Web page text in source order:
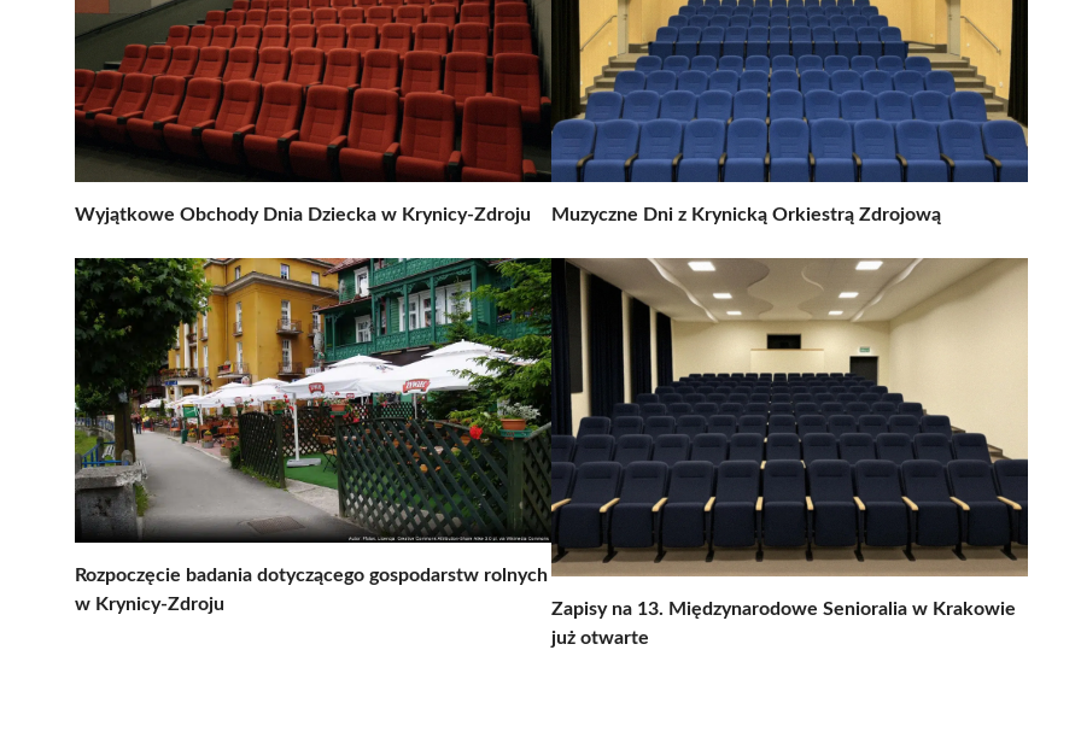
Wyjątkowe Obchody Dnia Dziecka w Krynicy-Zdroju Muzyczne Dni z Krynicką Orkiestrą Zdrojową
Rozpoczęcie badania dotyczącego gospodarstw rolnych
w Krynicy-Zdroju
Zapisy na 13. Międzynarodowe Senioralia w Krakowie
już otwarte